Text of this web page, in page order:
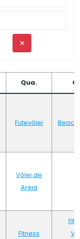
Qua.
Futevôlei Beach
Vôlei de
Areia
Fitness